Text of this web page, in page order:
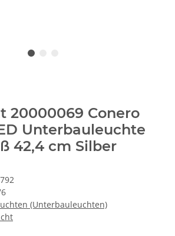
20000069 Conero
Unterbauleuchte
42,4 cm Silber
(Unterbauleuchten)